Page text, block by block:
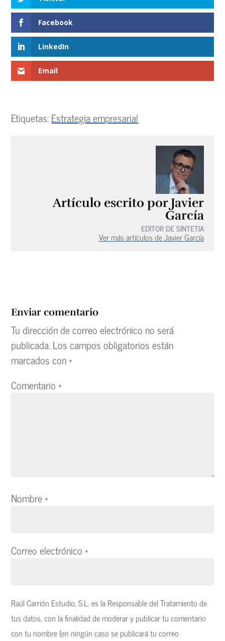
Facebook
LinkedIn
Email
Etiquetas:Estrategia empresarial
Artículo escrito por Javier
García
EDITOR DE SINTETIA
Ver más artículos de Javier García
Enviar comentario
Tu dirección de correo electrónico no será
publicada.Los campos obligatorios están
marcados con*
Comentario*
Nombre*
Correo electrónico*
Raúl Carrión Estudio, S.L. es la Responsable del Tratamiento de
tus datos, con la finalidad de moderar y publicar tu comentario
con tu nombre (en ningún caso se publicará tu correo